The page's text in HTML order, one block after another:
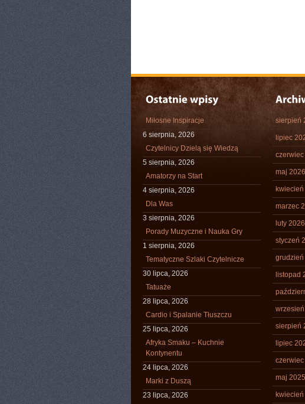
Miłosne Inspiracje
6 sierpnia, 2026
Czytelnicy Dzielą się Wiedzą
5 sierpnia, 2026
Amatorzy na Start
4 sierpnia, 2026
Dla Was
3 sierpnia, 2026
Porady Muzyczne i Nauka Gry
1 sierpnia, 2026
Tematyczne Szlaki Czytelnicze
30 lipca, 2026
Tatuaże
28 lipca, 2026
Cardio i Spalanie Tłuszczu
25 lipca, 2026
Afryka Smaku – Kuchnie
Kontynentu
24 lipca, 2026
Marki z Duszą
23 lipca, 2026
sierpień
lipiec
maj 2026
marzec
luty 2026
styczeń
grudzień
listopad
sierpień
lipiec
maj 2025